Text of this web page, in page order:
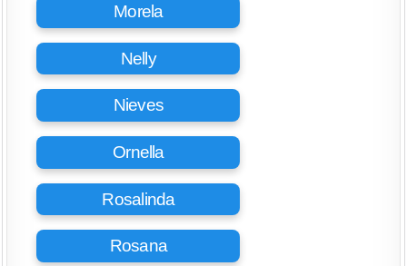
Morela
Nelly
Nieves
Ornella
Rosalinda
Rosana